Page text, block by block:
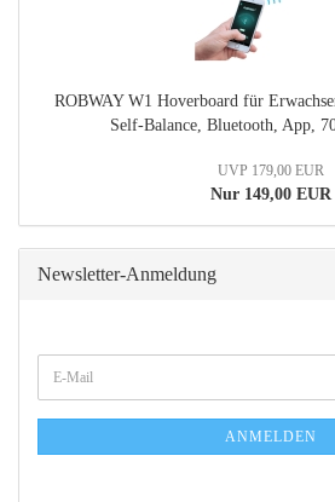
ROBWAY W1 Hoverboard für
Self-Balance, Bluetooth, App,
UVP 179,00 EUR
Nur 149,00 EUR
Newsletter-Anmeldung
ZUR
NEWSLETTER-
ANMELDUNG
E-
Mail
ANMELDEN